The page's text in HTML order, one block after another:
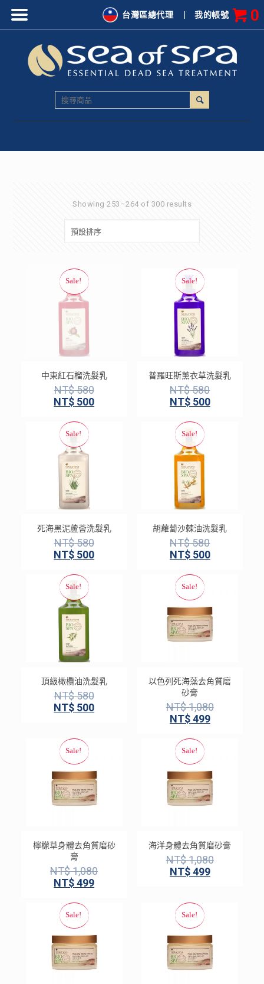
Showing 253–264 of 300 results
中東紅石榴洗髮乳
NT$580
NT$ 500
普羅旺斯薰衣草洗髮乳
NT$580
NT$500
死海黑泥蘆薈洗髮乳
NT$580
NT$ 500
胡蘿蔔沙棘油洗髮乳
NT$580
NT$500
頂級橄欖油洗髮乳
NT$580
NT$ 500
以色列死海藻去角質磨
砂膏
NT$1,080
NT$499
檸檬草身體去角質磨砂
膏
NT$1,080
NT$499
海洋身體去角質磨砂膏
NT$1,080
NT$499
|我的帳號 0
台灣區總代理